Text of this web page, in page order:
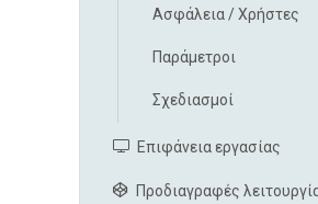
Ασφάλεια / Χρήστες
Παράμετροι
Σχεδιασμοί
Επιφάνεια εργασίας
Προδιαγραφές